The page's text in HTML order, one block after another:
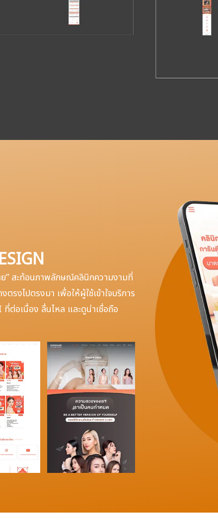
” สะท้อนภาพลักษณ์คลินิกความงามที่
ตรงไปตรงมา เพื่อให้ผู้ใช้เข้าใจบริการ
ต่อเนื่อง ลื่นไหล และดูน่าเชื่อถือ